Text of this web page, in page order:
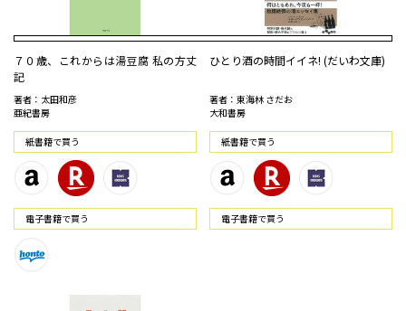
７０歳、これからは湯豆腐 私の方丈
記
著者：太田和彦
亜紀書房
紙書籍で買う
電⼦書籍で買う
ひとり酒の時間イイネ! (だいわ文庫)
著者：東海林 さだお
大和書房
紙書籍で買う
電⼦書籍で買う